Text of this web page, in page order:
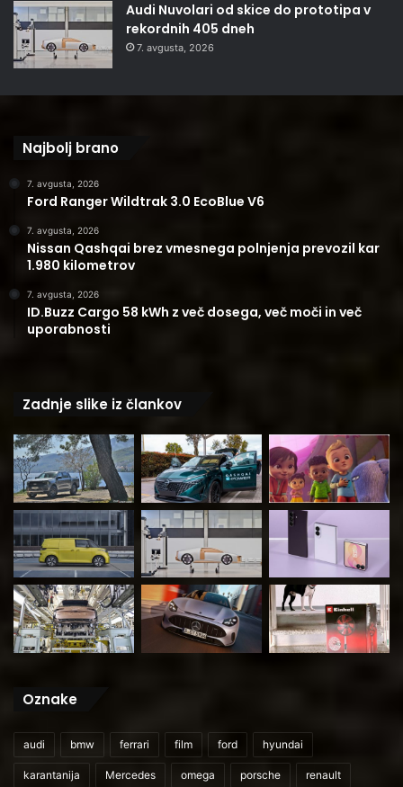
Audi Nuvolari od skice do prototipa v
rekordnih 405 dneh
7. avgusta, 2026
Najbolj brano
7. avgusta, 2026
Ford Ranger Wildtrak 3.0 EcoBlue V6
7. avgusta, 2026
Nissan Qashqai brez vmesnega polnjenja prevozil kar
1.980 kilometrov
7. avgusta, 2026
ID.Buzz Cargo 58 kWh z več dosega, več moči in več
uporabnosti
Zadnje slike iz člankov
Oznake
audi bmw ferrari film ford hyundai
karantanija Mercedes omega porsche renault